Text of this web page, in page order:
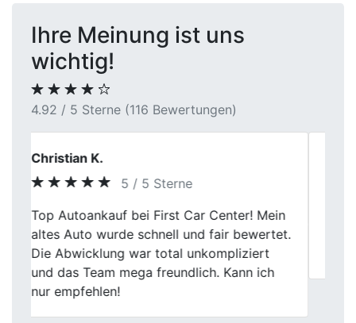
Ihre Meinung ist uns
wichtig!
4.92 / 5 Sterne (116 Bewertungen)
Ronja
5 / 5 Sterne
Mein Autoverkauf bei First Car Center war
top. Fairer Preis, schnelle Abholung, und
das Team war freundlich. Ich bin zufrieden.
Previous